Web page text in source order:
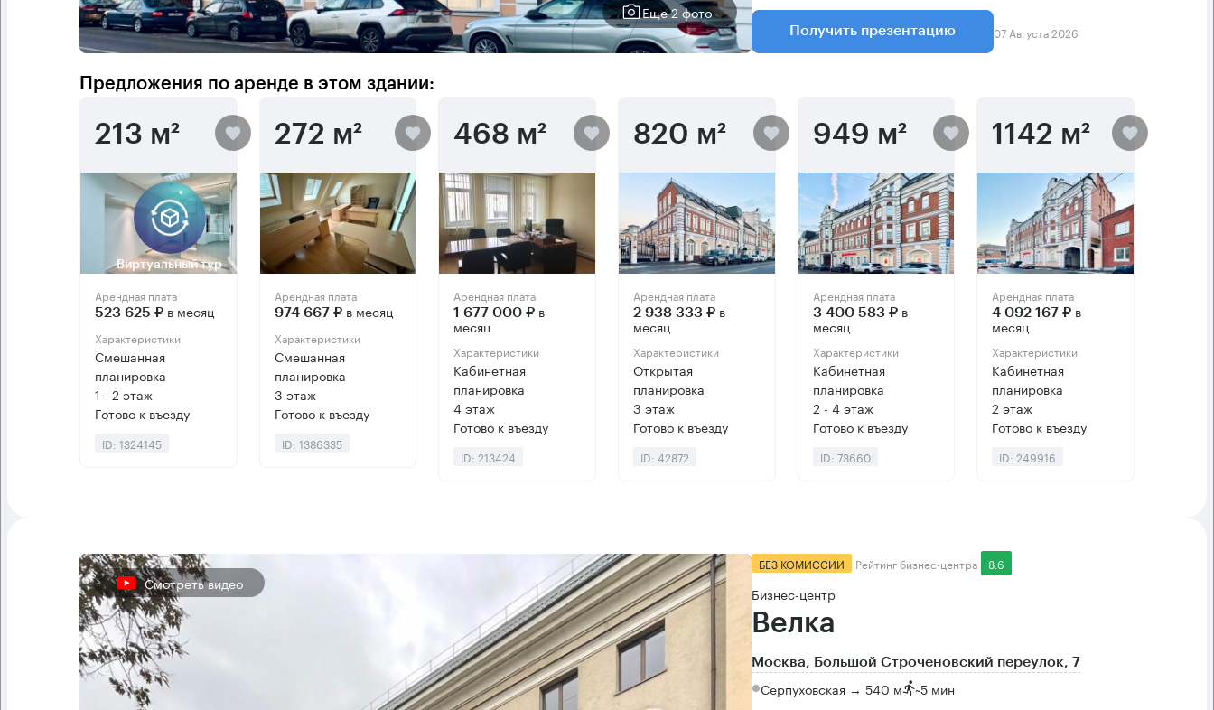
Еще 2 фото
Получить презентацию 07 Августа 2026
Предложения по аренде в этом здании:
213 м²
Виртуальный тур
Арендная плата
523 625 ₽ в месяц
Характеристики
Смешанная
планировка
1 - 2 этаж
Готово к въезду
ID: 1324145
272 м²
Арендная плата
974 667 ₽в месяц
Характеристики
Смешанная
планировка
3 этаж
Готово к въезду
ID: 1386335
468 м²
Арендная плата
1 677 000 ₽ в
месяц
Характеристики
Кабинетная
планировка
4 этаж
Готово к въезду
ID: 213424
820 м²
Арендная плата
2 938 333 ₽в
месяц
Характеристики
Открытая
планировка
3 этаж
Готово к въезду
ID: 42872
949 м²
Арендная плата
3 400 583 ₽в
месяц
Характеристики
Кабинетная
планировка
2 - 4 этаж
Готово к въезду
ID: 73660
1142 м²
Арендная плата
4 092 167 ₽ в
месяц
Характеристики
Кабинетная
планировка
2 этаж
Готово к въезду
ID: 249916
Смотреть видео
БЕЗ КОМИССИИ Рейтинг бизнес-центра 8.6
Бизнес-центр
Велка
Москва, Большой Строченовский переулок, 7
Серпуховская → 540 м ~5 мин